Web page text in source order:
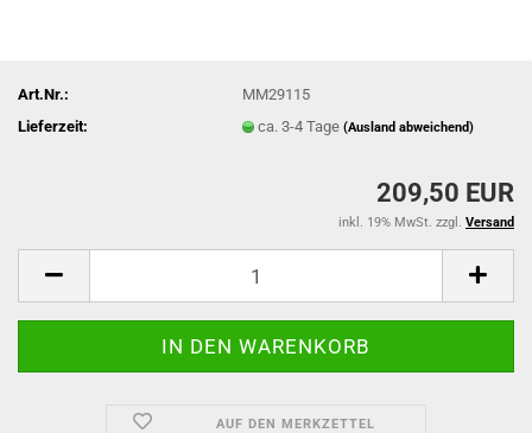
Art.Nr.:
MM29115
Lieferzeit:
ca. 3-4 Tage(Ausland abweichend)
209,50 EUR
inkl. 19% MwSt. zzgl. Versand
AUF DEN MERKZETTEL